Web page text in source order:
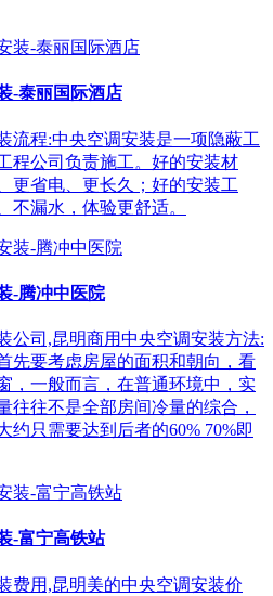
-泰丽国际酒店
流程:中央空调安装是一项隐蔽工
程公司负责施工。好的安装材
更省电、更长久；好的安装工
不漏水，体验更舒适。
-腾冲中医院
公司,昆明商用中央空调安装方法:
先要考虑房屋的面积和朝向，看
，一般而言，在普通环境中，实
往往不是全部房间冷量的综合，
约只需要达到后者的60% 70%即
-富宁高铁站
费用,昆明美的中央空调安装价